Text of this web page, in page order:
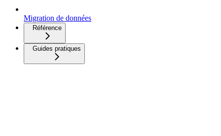
Migration de données
Référence
Guides pratiques